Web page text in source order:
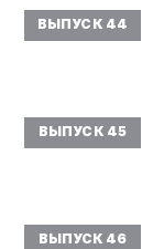
ВЫПУСК 44
ВЫПУСК 45
ВЫПУСК 46